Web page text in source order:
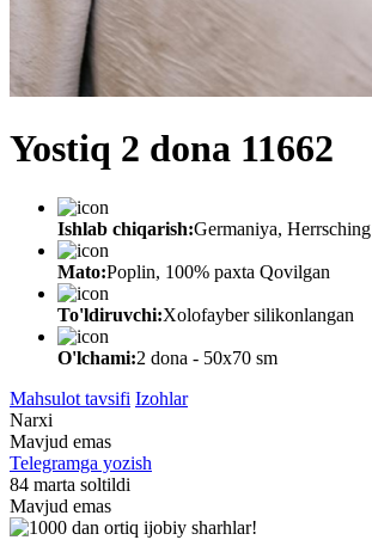
Yostiq 2 dona 11662
Ishlab chiqarish:Germaniya, Herrsching
Mato:Poplin, 100% paxta Qovilgan
To'ldiruvchi:Xolofayber silikonlangan
O'lchami:2 dona - 50х70 sm
Mahsulot tavsifi Izohlar
Narxi
Mavjud emas
Telegramga yozish
84 marta soltildi
Mavjud emas